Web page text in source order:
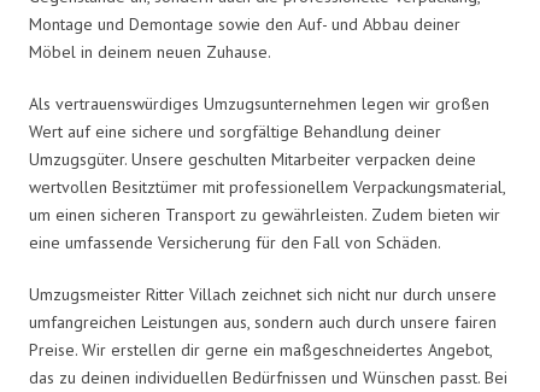
Montage und Demontage sowie den Auf- und Abbau deiner
Möbel in deinem neuen Zuhause.
Als vertrauenswürdiges Umzugsunternehmen legen wir großen
Wert auf eine sichere und sorgfältige Behandlung deiner
Umzugsgüter. Unsere geschulten Mitarbeiter verpacken deine
wertvollen Besitztümer mit professionellem Verpackungsmaterial,
um einen sicheren Transport zu gewährleisten. Zudem bieten wir
eine umfassende Versicherung für den Fall von Schäden.
Umzugsmeister Ritter Villach zeichnet sich nicht nur durch unsere
umfangreichen Leistungen aus, sondern auch durch unsere fairen
Preise. Wir erstellen dir gerne ein maßgeschneidertes Angebot,
das zu deinen individuellen Bedürfnissen und Wünschen passt. Bei